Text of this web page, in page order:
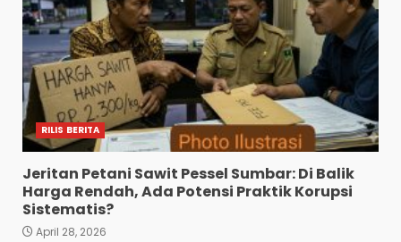
RILIS BERITA
Jeritan Petani Sawit Pessel Sumbar: Di Balik
Harga Rendah, Ada Potensi Praktik Korupsi
Sistematis?
April 28, 2026